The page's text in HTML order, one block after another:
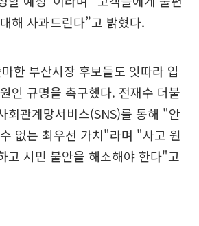
해 사과드린다”고 밝혔다.
한 부산시장 후보들도 잇따라 입
인 규명을 촉구했다. 전재수 더불
회관계망서비스(SNS)를 통해 "안
없는 최우선 가치"라며 "사고 원
고 시민 불안을 해소해야 한다"고